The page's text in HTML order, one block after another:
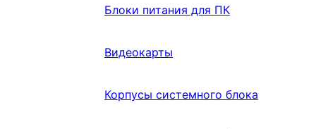
Блоки питания для ПК
Видеокарты
Корпусы системного блока